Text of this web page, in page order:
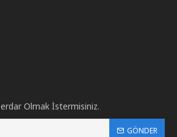
Olmak İstermisiniz.
GÖNDER